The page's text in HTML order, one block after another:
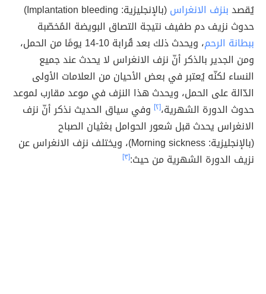
يُقصدبنزف الانغراس
(بالإنجليزية: Implantation bleeding)
حدوث نزيف دم طفيف نتيجة التصاق البويضة المُخصّبة
ببطانة الرحم
، ويحدث ذلك بعد قُرابة 10-14 يومًا من الحمل،
ومن الجدير بالذكر أنّ نزف الانغراس لا يحدث عند جميع
النساء لكنّه يُعتبر في بعض الأحيان من العلامات الأولى
الدّالة على الحمل، ويحدث هذا النزف في موعد مقارب لموعد
حدوث الدورة الشهرية،[٢]
وفي سياق الحديث نذكر أنّ نزف
الانغراس يحدث قبل شعور الحوامل بغثيان الصباح
(بالإنجليزية: Morning sickness)، ويختلف نزف الانغراس عن
نزيف الدورة الشهرية من حيث:[٣]